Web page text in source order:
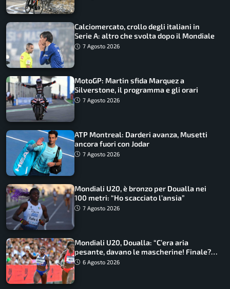
Calciomercato, crollo degli italiani in
Serie A: altro che svolta dopo il Mondiale
7 Agosto 2026
MotoGP: Martin sfida Marquez a
Silverstone, il programma e gli orari
7 Agosto 2026
ATP Montreal: Darderi avanza, Musetti
ancora fuori con Jodar
7 Agosto 2026
Mondiali U20, è bronzo per Doualla nei
100 metri: “Ho scacciato l’ansia”
7 Agosto 2026
Mondiali U20, Doualla: “C’era aria
pesante, davano le mascherine! Finale?
Non ho nulla da perdere”
6 Agosto 2026